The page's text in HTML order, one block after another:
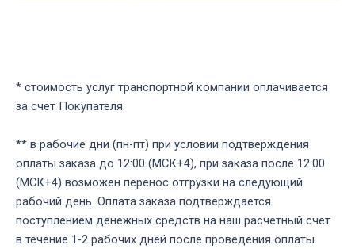
* стоимость услуг транспортной компании оплачивается
за счет Покупателя.
** в рабочие дни (пн-пт) при условии подтверждения
оплаты заказа до 12:00 (МСК+4), при заказа после 12:00
(МСК+4) возможен перенос отгрузки на следующий
рабочий день. Оплата заказа подтверждается
поступлением денежных средств на наш расчетный счет
в течение 1-2 рабочих дней после проведения оплаты.